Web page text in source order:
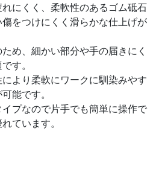
にくく、柔軟性のあるゴム砥石
をつけにくく滑らかな仕上げが
め、細かい部分や手の届きにく
す。
より柔軟にワークに馴染みやす
能です。
プなので片手でも簡単に操作で
ています。